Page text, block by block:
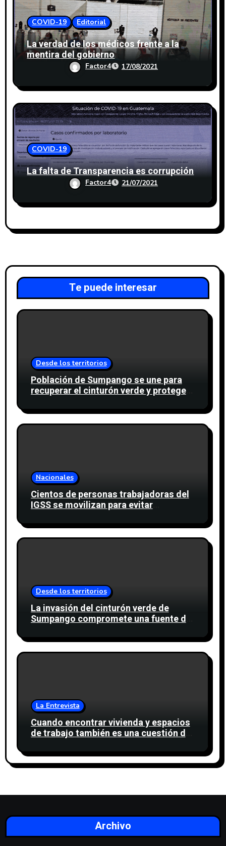
COVID-19 Editorial
La verdad de los médicos frente a la
mentira del gobierno
Factor4 17/08/2021
COVID-19
La falta de Transparencia es corrupción
Factor4 21/07/2021
Te puede interesar
Desde los territorios
Población de Sumpango se une para
recuperar el cinturón verde y proteger
Nacionales
Cientos de personas trabajadoras del
IGSS se movilizan para evitar
Desde los territorios
La invasión del cinturón verde de
Sumpango compromete una fuente de
La Entrevista
Cuando encontrar vivienda y espacios
de trabajo también es una cuestión de
Archivo